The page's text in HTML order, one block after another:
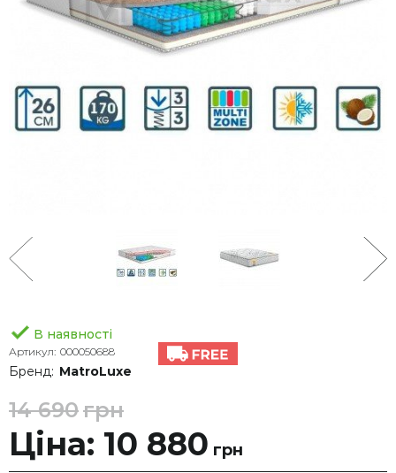
В наявності
Артикул: 000050688
Бренд: MatroLuxe
14 690грн
Ціна: 10 880 грн